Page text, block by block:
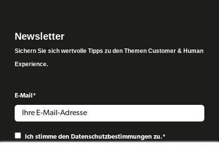
Newsletter
Sichern Sie sich wertvolle Tipps zu den Themen Customer & Human
Experience.
E-Mail *
Ich stimme den Datenschutzbestimmungen zu.*